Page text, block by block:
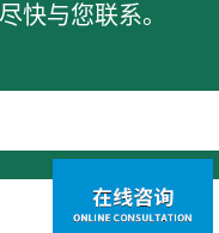
快与您联系。